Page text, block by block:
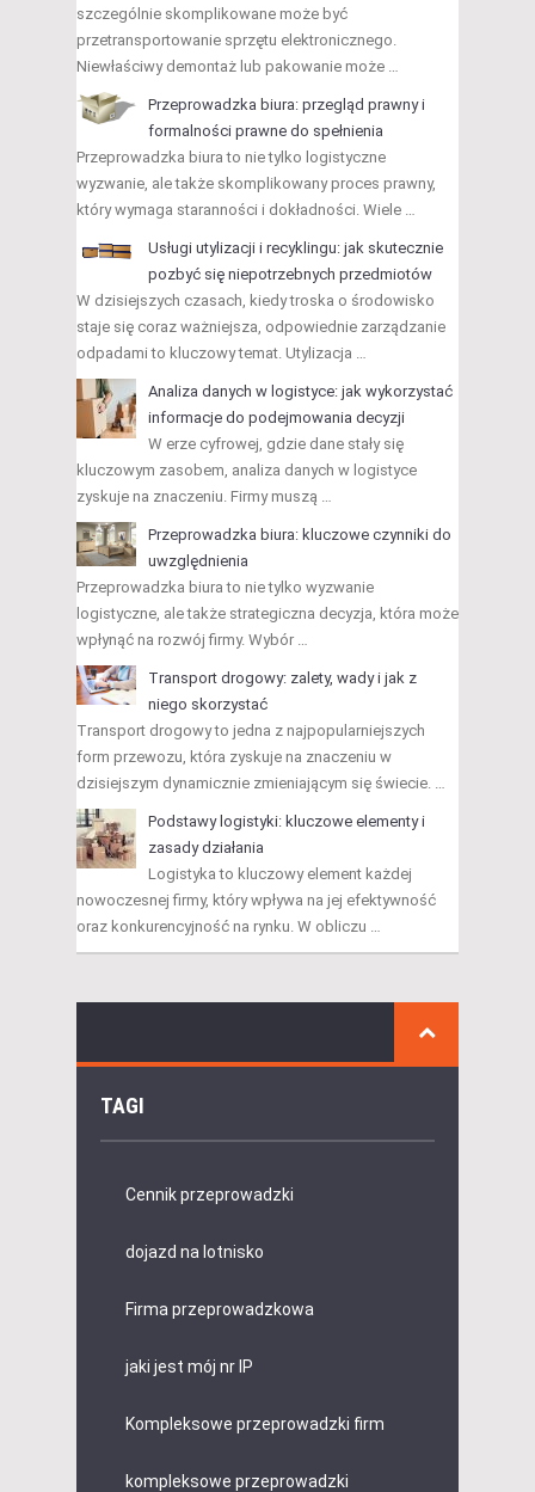
szczególnie skomplikowane może być
przetransportowanie sprzętu elektronicznego.
Niewłaściwy demontaż lub pakowanie może …
Przeprowadzka biura: przegląd prawny i
formalności prawne do spełnienia
Przeprowadzka biura to nie tylko logistyczne
wyzwanie, ale także skomplikowany proces prawny,
który wymaga staranności i dokładności. Wiele …
Usługi utylizacji i recyklingu: jak skutecznie
pozbyć się niepotrzebnych przedmiotów
W dzisiejszych czasach, kiedy troska o środowisko
staje się coraz ważniejsza, odpowiednie zarządzanie
odpadami to kluczowy temat. Utylizacja …
Analiza danych w logistyce: jak wykorzystać
informacje do podejmowania decyzji
W erze cyfrowej, gdzie dane stały się
kluczowym zasobem, analiza danych w logistyce
zyskuje na znaczeniu. Firmy muszą …
Przeprowadzka biura: kluczowe czynniki do
uwzględnienia
Przeprowadzka biura to nie tylko wyzwanie
logistyczne, ale także strategiczna decyzja, która może
wpłynąć na rozwój firmy. Wybór …
Transport drogowy: zalety, wady i jak z
niego skorzystać
Transport drogowy to jedna z najpopularniejszych
form przewozu, która zyskuje na znaczeniu w
dzisiejszym dynamicznie zmieniającym się świecie. …
Podstawy logistyki: kluczowe elementy i
zasady działania
Logistyka to kluczowy element każdej
nowoczesnej firmy, który wpływa na jej efektywność
oraz konkurencyjność na rynku. W obliczu …
TAGI
Cennik przeprowadzki
dojazd na lotnisko
Firma przeprowadzkowa
jaki jest mój nr IP
Kompleksowe przeprowadzki firm
kompleksowe przeprowadzki